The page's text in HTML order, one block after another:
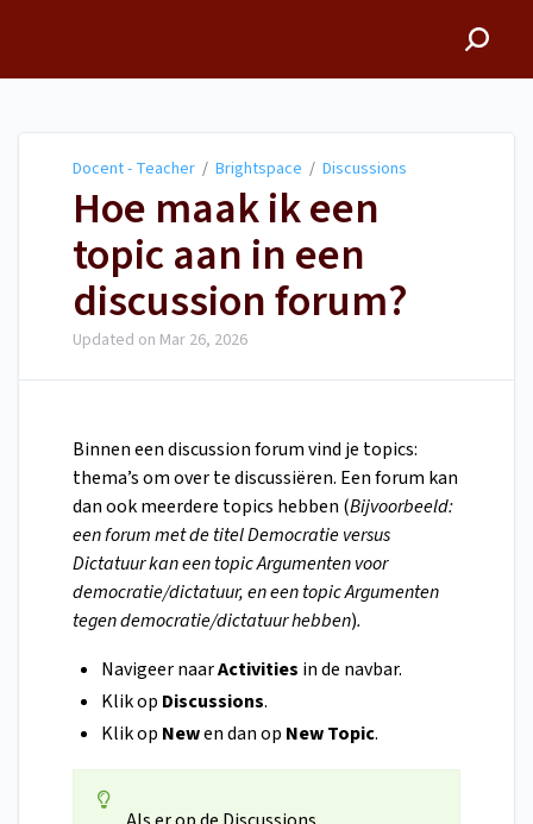
Docent - Teacher / Brightspace / Discussions
Hoe maak ik een
topic aan in een
discussion forum?
Updated on Mar 26, 2026
Binnen een discussion forum vind je topics:
thema’s om over te discussiëren. Een forum kan
dan ook meerdere topics hebben (Bijvoorbeeld:
een forum met de titel Democratie versus
Dictatuur kan een topic Argumenten voor
democratie/dictatuur, en een topic Argumenten
tegen democratie/dictatuur hebben).
Navigeer naarActivities in de navbar.
Klik op Discussions.
Klik op Newen dan op New Topic.